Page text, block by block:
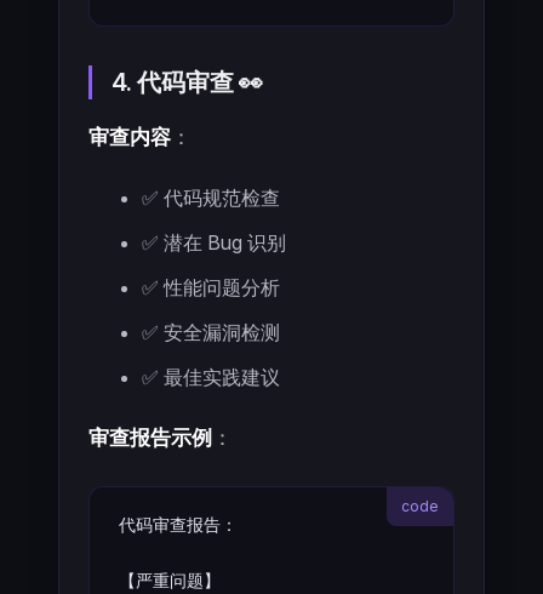
4. 代码审查 👀
审查内容 ：
✅ 代码规范检查
✅ 潜在 Bug 识别
✅ 性能问题分析
✅ 安全漏洞检测
✅ 最佳实践建议
审查报告示例 ：
代码审查报告：
【严重问题】